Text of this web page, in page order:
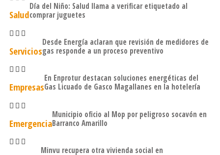
Salud
Día del Niño: Salud llama a verificar etiquetado al
comprar juguetes
Servicios
Desde Energía aclaran que revisión de medidores de
gas responde a un proceso preventivo
Empresas
En Enprotur destacan soluciones energéticas del
Gas Licuado de Gasco Magallanes en la hotelería
Emergencia
Municipio oficio al Mop por peligroso socavón en
Barranco Amarillo
Minvu recupera otra vivienda social en